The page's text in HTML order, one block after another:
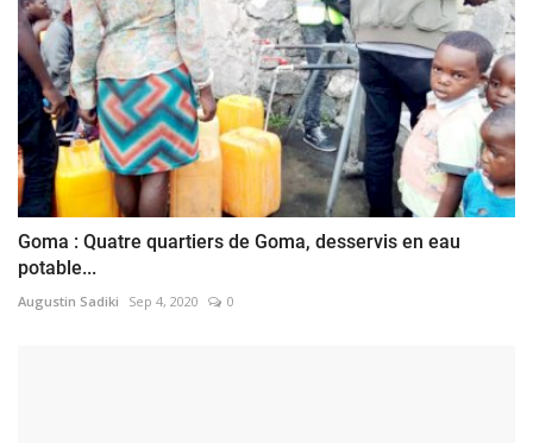
Goma : Quatre quartiers de Goma, desservis en eau
potable...
Augustin Sadiki Sep 4, 2020 0